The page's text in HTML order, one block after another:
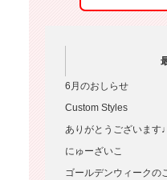
6月のおしらせ
Custom Styles
ありがとうございます♩
にゅーざいこ
ゴールデンウィークの